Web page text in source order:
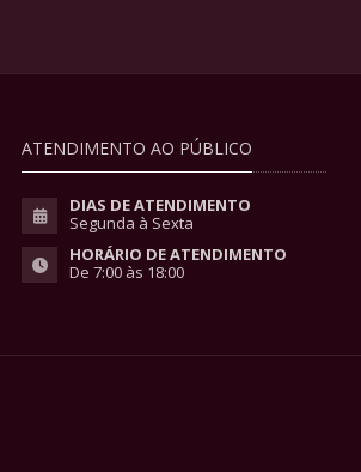
ATENDIMENTO AO PÚBLICO
DIAS DE ATENDIMENTO
Segunda à Sexta
HORÁRIO DE ATENDIMENTO
De 7:00 às 18:00